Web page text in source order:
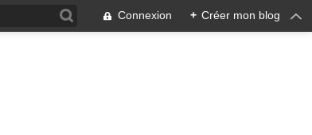
Connexion + Créer mon blog